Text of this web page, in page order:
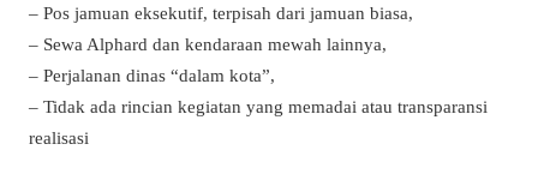
– Pos jamuan eksekutif, terpisah dari jamuan biasa,
– Sewa Alphard dan kendaraan mewah lainnya,
– Perjalanan dinas “dalam kota”,
– Tidak ada rincian kegiatan yang memadai atau transparansi
realisasi